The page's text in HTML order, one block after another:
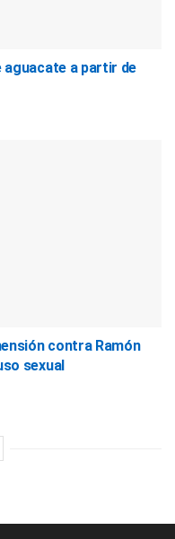
aguacate a partir de
contra Ramón
sexual